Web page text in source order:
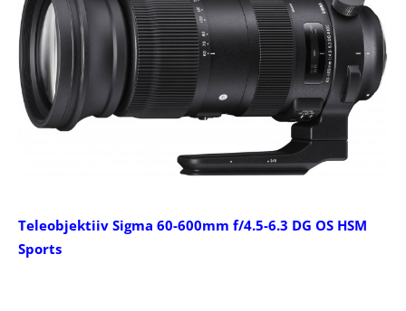
Teleobjektiiv Sigma 60-600mm f/4.5-6.3 DG OS HSM
Sports